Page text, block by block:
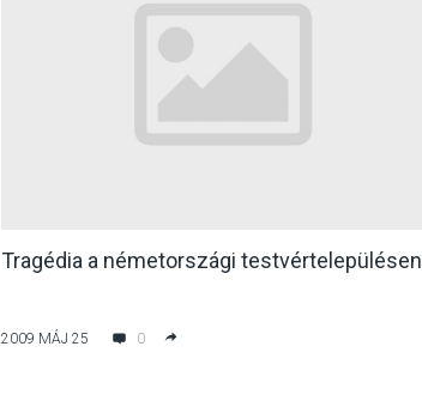
Tragédia a németországi testvértelepülésen
2009 MÁJ 25 0